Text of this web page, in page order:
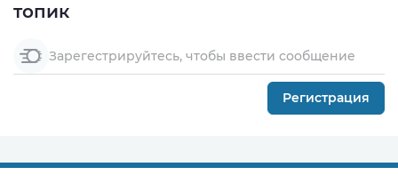
топик
Зарегестрируйтесь, чтобы ввести сообщение
Регистрация